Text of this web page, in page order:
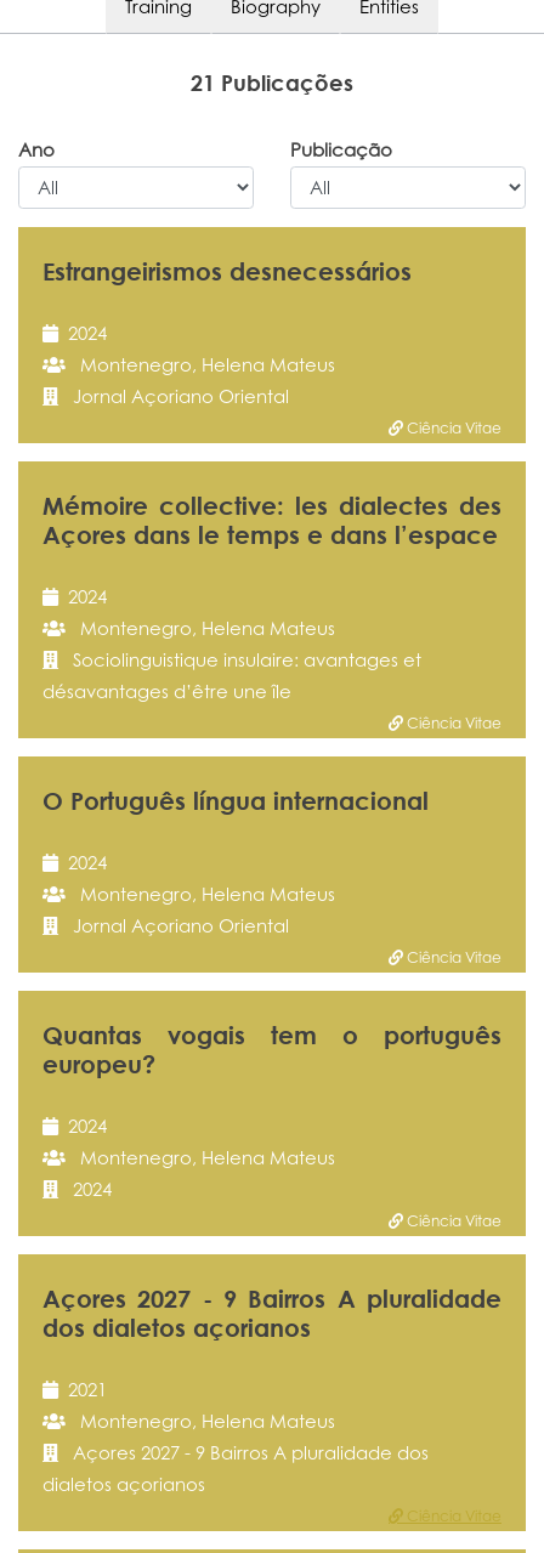
Training Biography Entities
21 Publicações
Ano Publicação
Estrangeirismos desnecessários
2024
Montenegro, Helena Mateus
Jornal Açoriano Oriental
Ciência Vitae
Mémoire collective: les dialectes des
Açores dans le temps e dans l’espace
2024
Montenegro, Helena Mateus
Sociolinguistique insulaire: avantages et
désavantages d’être une île
Ciência Vitae
O Português língua internacional
2024
Montenegro, Helena Mateus
Jornal Açoriano Oriental
Ciência Vitae
Quantas vogais tem o português
europeu?
2024
Montenegro, Helena Mateus
2024
Ciência Vitae
Açores 2027 - 9 Bairros A pluralidade
dos dialetos açorianos
2021
Montenegro, Helena Mateus
Açores 2027 - 9 Bairros A pluralidade dos
dialetos açorianos
Ciência Vitae